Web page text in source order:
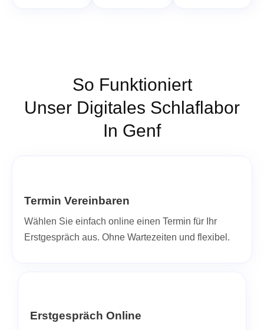
So Funktioniert
Unser Digitales Schlaflabor
In Genf
Termin Vereinbaren
Wählen Sie einfach online einen Termin für Ihr
Erstgespräch aus. Ohne Wartezeiten und flexibel.
Erstgespräch Online